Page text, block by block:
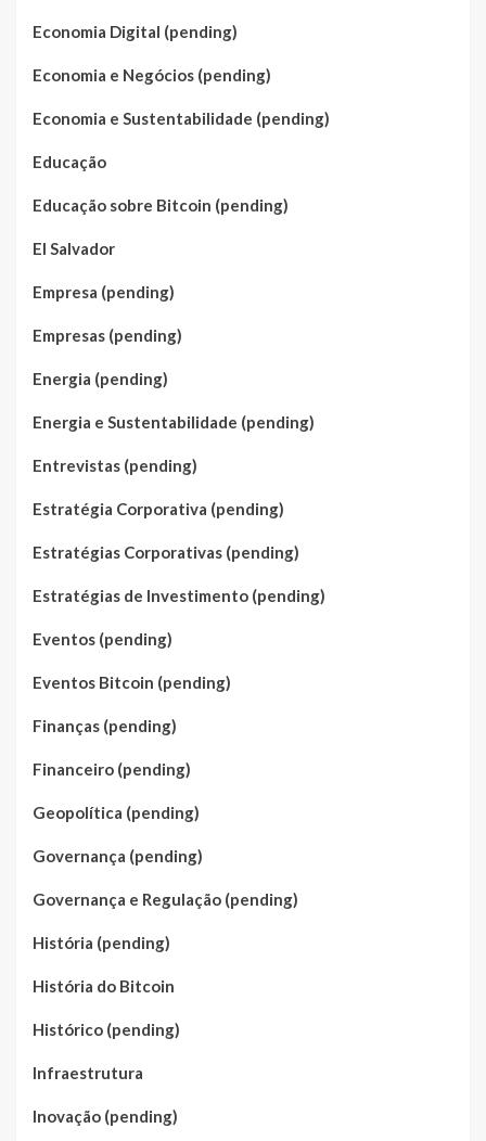
Economia Digital (pending)
Economia e Negócios (pending)
Economia e Sustentabilidade (pending)
Educação
Educação sobre Bitcoin (pending)
El Salvador
Empresa (pending)
Empresas (pending)
Energia (pending)
Energia e Sustentabilidade (pending)
Entrevistas (pending)
Estratégia Corporativa (pending)
Estratégias Corporativas (pending)
Estratégias de Investimento (pending)
Eventos (pending)
Eventos Bitcoin (pending)
Finanças (pending)
Financeiro (pending)
Geopolítica (pending)
Governança (pending)
Governança e Regulação (pending)
História (pending)
História do Bitcoin
Histórico (pending)
Infraestrutura
Inovação (pending)